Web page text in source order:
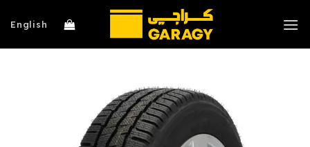
للمحتوى
English